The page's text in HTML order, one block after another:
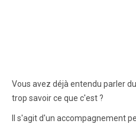
Vous avez déjà entendu parler
trop savoir ce que c'est ?
Il s'agit d'un accompagnement